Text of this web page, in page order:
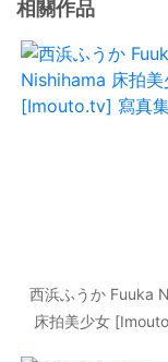
相關作品
西浜ふうか Fuuka
床拍美少女